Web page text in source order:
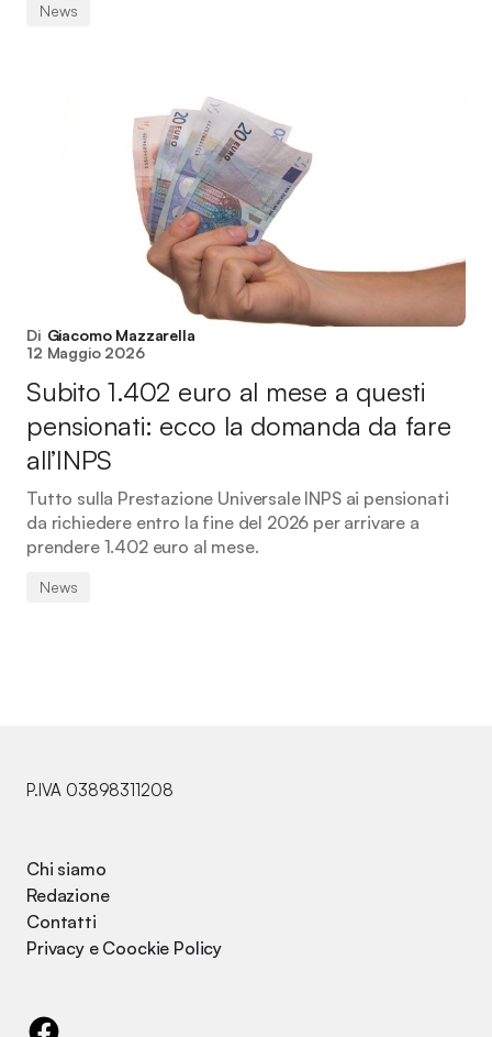
News
Di Giacomo Mazzarella
12 Maggio 2026
Subito 1.402 euro al mese a questi
pensionati: ecco la domanda da fare
all’INPS
Tutto sulla Prestazione Universale INPS ai pensionati
da richiedere entro la fine del 2026 per arrivare a
prendere 1.402 euro al mese.
News
P.IVA 03898311208
Chi siamo
Redazione
Contatti
Privacy e Coockie Policy